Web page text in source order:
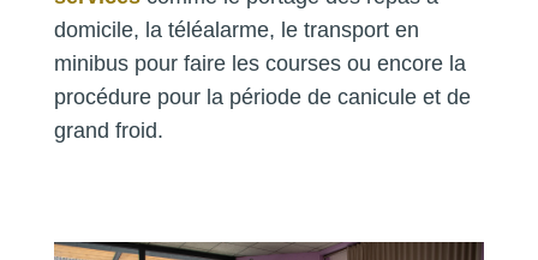
domicile, la téléalarme, le transport en
minibus pour faire les courses ou encore la
procédure pour la période de canicule et de
grand froid.